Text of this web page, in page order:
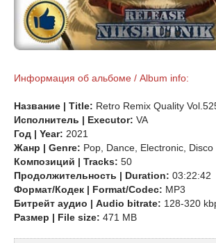
Информация об альбоме / Album info:
Название | Title: Retro Remix Quality
Исполнитель | Executor: VA
Год | Year: 2021
Жанр | Genre: Pop, Dance, Electronic, Disco
Композиций | Tracks: 50
Продолжительность | Duration: 03:22:42
Формат/Кодек | Format/Codec: MP3
Битрейт аудио | Audio bitrate: 128-320
Размер | File size: 471 MB